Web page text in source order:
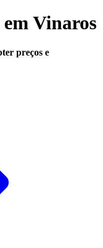
Vinaros
preços e